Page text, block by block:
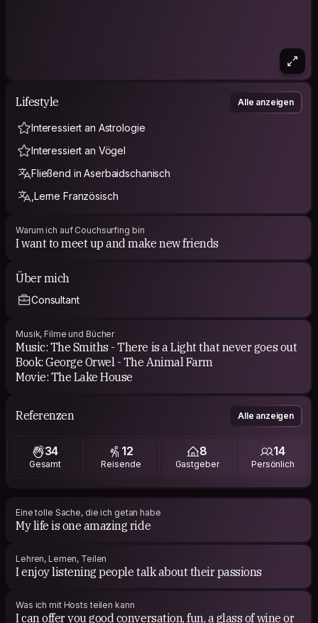
Lifestyle Alle anzeigen
Interessiert an Astrologie
Interessiert an Vögel
Fließend in Aserbaidschanisch
,Lerne Französisch
Warum ich auf Couchsurfing bin
I want to meet up and make new friends
Über mich
Consultant
Musik, Filme und Bücher
Music: The Smiths - There is a Light that never goes out
Book: George Orwel - The Animal Farm
Movie: The Lake House
Referenzen Alle anzeigen
34
Gesamt
12
Reisende
8
Gastgeber
14
Persönlich
Eine tolle Sache, die ich getan habe
My life is one amazing ride
Lehren, Lernen, Teilen
I enjoy listening people talk about their passions
Was ich mit Hosts teilen kann
I can offer you good conversation, fun, a glass of wine or